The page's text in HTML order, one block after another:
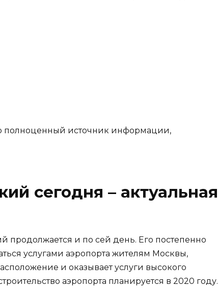
полноценный источник информации,
сегодня – актуальная
продолжается и по сей день. Его постепенно
услугами аэропорта жителям Москвы,
и оказывает услуги высокого
аэропорта планируется в 2020 году.